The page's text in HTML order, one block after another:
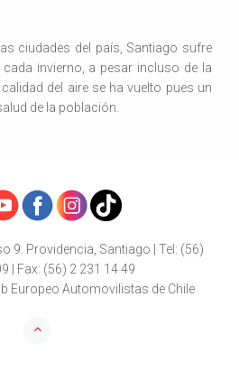
ciudades del país, Santiago sufre
invierno, a pesar incluso de la
calidad del aire se ha vuelto pues un
de la población.
9. Providencia, Santiago | Tel: (56)
| Fax: (56) 2 231 14 49
Europeo Automovilistas de Chile